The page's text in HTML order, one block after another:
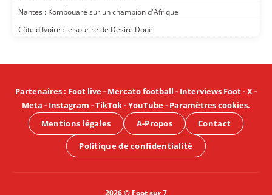
Nantes : Kombouaré sur un champion d'Afrique
Côte d'Ivoire : le sourire de Désiré Doué
Partenaires: Foot live- Mercato football - Interviews Foot-X-
Meta - Instagram -TikTok-YouTube- Paramètres cookies.
Mentions légales
A-Propos Contact
Politique de confidentialité
2026 © Foot sur 7